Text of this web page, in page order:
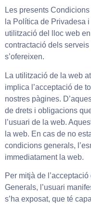
Les presents
la Política de Privadesa
utilització del lloc web
contractació dels
s’ofereixen.
La utilització de la web
implica l’acceptació de
nostres pàgines.
de drets i obligacions
l’usuari de la web.
la web. En cas de no
condicions generals,
immediatament la web.
Per mitjà de
Generals, l’usuari
s’ha exposat, que té